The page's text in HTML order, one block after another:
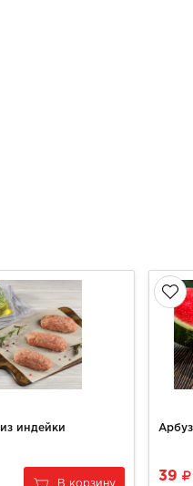
индейки
В корзину
Арбуз
39